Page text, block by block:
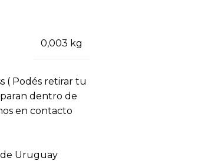
0,003 kg
( Podés retirar tu
dentro de
en contacto
Uruguay